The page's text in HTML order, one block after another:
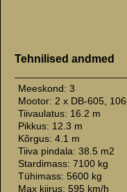
Tehnilised andmed
Meeskond: 3
Mootor: 2 x DB-605,
Tiivaulatus: 16.2 m
Pikkus: 12.3 m
Kõrgus: 4.1 m
Tiiva pindala: 38.5 m2
Stardimass: 7100 kg
Tühimass: 5600 kg
Max kiirus: 595 km/h